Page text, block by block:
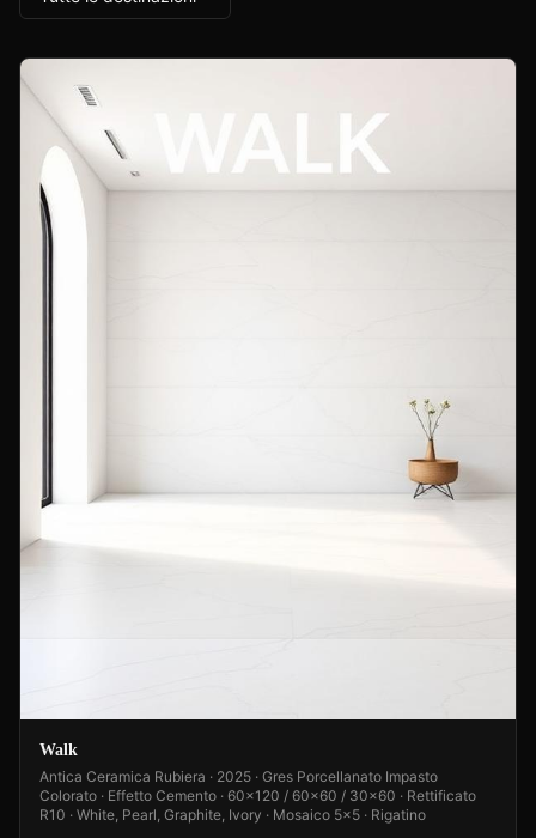
Walk
Antica Ceramica Rubiera · 2025 · Gres Porcellanato Impasto
Colorato · Effetto Cemento · 60x120 / 60x60 / 30x60 · Rettificato
R10 · White, Pearl, Graphite, Ivory · Mosaico 5x5 · Rigatino